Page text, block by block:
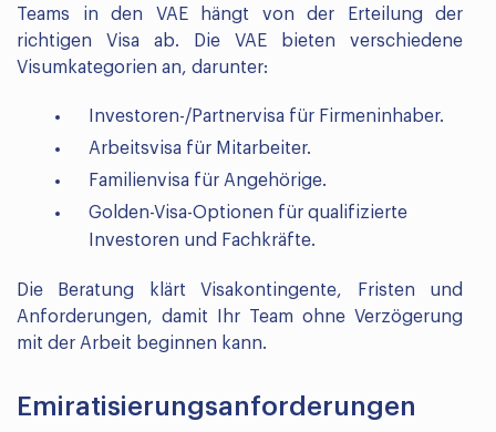
Teams in den VAE hängt von der Erteilung der
richtigen Visa ab. Die VAE bieten verschiedene
Visumkategorien an, darunter:
Investoren-/Partnervisa für Firmeninhaber.
Arbeitsvisa für Mitarbeiter.
Familienvisa für Angehörige.
Golden-Visa-Optionen für qualifizierte
Investoren und Fachkräfte.
Die Beratung klärt Visakontingente, Fristen und
Anforderungen, damit Ihr Team ohne Verzögerung
mit der Arbeit beginnen kann.
Emiratisierungsanforderungen